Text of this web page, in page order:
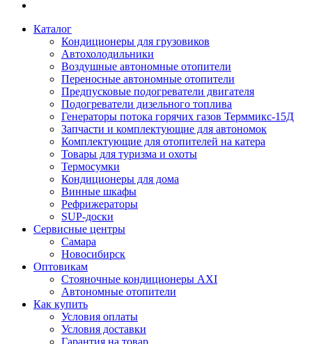
Каталог
Кондиционеры для грузовиков
Автохолодильники
Воздушные автономные отопители
Переносные автономные отопители
Предпусковые подогреватели двигателя
Подогреватели дизельного топлива
Генераторы потока горячих газов Терммикс-15Д
Запчасти и комплектующие для автономок
Комплектующие для отопителей на катера
Товары для туризма и охоты
Термосумки
Кондиционеры для дома
Винные шкафы
Рефрижераторы
SUP-доски
Сервисные центры
Самара
Новосибирск
Оптовикам
Стояночные кондиционеры AXI
Автономные отопители
Как купить
Условия оплаты
Условия доставки